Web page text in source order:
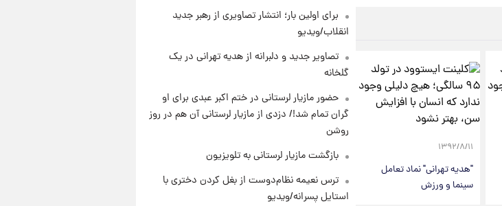
۱۳۹۲/۸/۱۱
"هدیه تهرانی" نماد تعامل
سینما و ورزش
برای اولین بار؛ انتشار تصاویری از رهبر جدید
انقلاب/ویدیو
تصاویر جدید و دلبرانه از هدیه تهرانی در یک
گلخانه
حضور مازیار لرستانی در ختم اکبر عبدی برای او
گران تمام شد!/ دزدی از مازیار لرستانی آن هم در روز
روشن
بازگشت مازیار لرستانی به تلویزیون
ترس نعیمه نظام‌دوست از بغل کردن دختری با
استایل پسرانه/ویدیو